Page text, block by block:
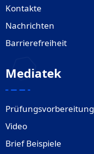
Kontakte
Nachrichten
Barrierefreiheit
Mediatek
Prüfungsvorbereitung
Video
Brief Beispiele